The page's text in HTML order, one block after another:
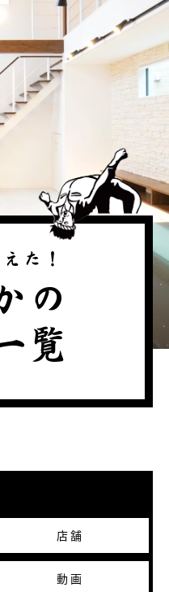
た！/
の
覧
店舗
動画